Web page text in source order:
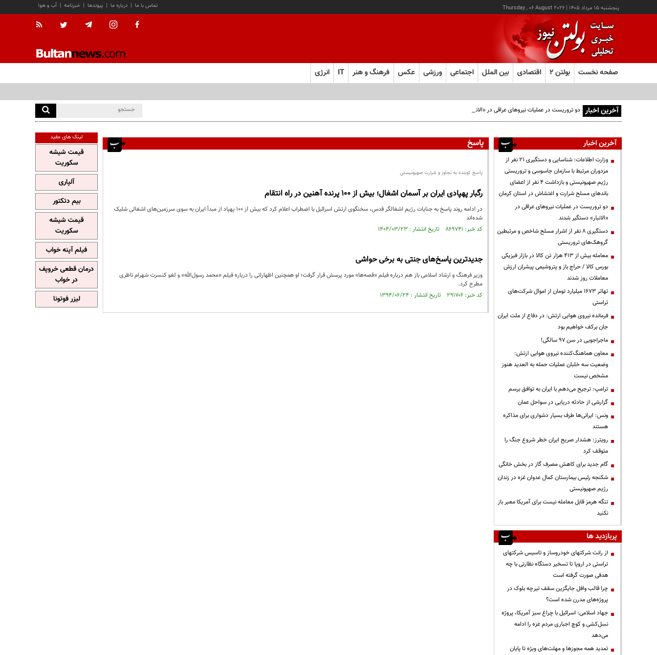
پنجشنبه ۱۵ مرداد ۱۴۰۵ |
Thursday , 06 August 2026 آب و هوا | خبرنامه | پیوندها | درباره ما | تماس با ما
صفحه نخست بولتن ۲ اقتصادی بین الملل اجتماعی ورزشی عکس فرهنگ و هنر IT انرژی
آخرین اخبار دو تروریست در عملیات نیروهای عراقی در «الانبار» دستگیر شدند
پاسخ‌
پاسخ کوبنده به تجاوز و شرارت صهیونیستی
رگبار پهپادی ایران بر آسمان اشغال؛ بیش از ۱۰۰ پرنده آهنین در راه انتقام
در ادامه روند پاسخ به جنایات رژیم اشغالگر قدس، سخنگوی ارتش اسرائیل با اضطراب اعلام کرد که بیش از ۱۰۰ پهپاد از مبدأ ایران به سوی سرزمین‌های اشغالی شلیک
شده‌اند
کد خبر: ۸۶۹۷۴۱ تاریخ انتشار : ۱۴۰۴/۰۳/۲۳
جدیدترین پاسخ‌های جنتی به برخی حواشی
وزیر فرهنگ و ارشاد اسلامی باز هم درباره فیلم «قصه‌ها» مورد پرسش قرار گرفت؛ او همچنین اظهاراتی را درباره فیلم «محمد رسول‌الله» و لغو کنسرت شهرام ناظری
مطرح کرد.
کد خبر: ۲۹۱۷۰۶ تاریخ انتشار : ۱۳۹۴/۰۶/۲۴
آخرین اخبار
وزارت اطلاعات: شناسایی و دستگیری ۲۱ نفر از
مزدوران مرتبط با سازمان جاسوسی و تروریستی
رژیم صهیونیستی و بازداشت ۴ نفر از اعضای
باندهای مسلح شرارت و اغتشاش در استان کرمان
دو تروریست در عملیات نیروهای عراقی در
«الانبار» دستگیر شدند
دستگیری ۸ نفر از اشرار مسلح شاخص و مرتبطین
گروهک‌های تروریستی
معامله بیش از ۴۱۳ هزار تن کالا در بازار فیزیکی
بورس کالا / حراج باز و پتروشیمی پیشران ارزش
معاملات روز شدند
تهاتر ۱۶۷۳ میلیارد تومان از اموال شرکت‌های
تراستی
فرمانده نیروی هوایی ارتش: در دفاع از ملت ایران
جان برکف خواهیم بود
ماجراجویی در سن ۹۷ سالگی!
معاون هماهنگ‌کننده نیروی هوایی ارتش:
وضعیت سه خلبان عملیات حمله به العدید هنوز
مشخص نیست
ترامپ: ترجیح می‌دهم با ایران به توافق برسم
گزارشی از حادثه دریایی در سواحل عمان
ونس: ایرانی‌ها طرف بسیار دشواری برای مذاکره
هستند
رویترز: هشدار صریح ایران خطر شروع جنگ را
متوقف کرد
گام جدید برای کاهش مصرف گاز در بخش خانگی
شکنجه رئیس بیمارستان کمال عدوان غزه در زندان
رژیم صهیونیستی
تنگه هرمز قابل معامله نیست برای آمریکا معبر باز
نکنید
پربازدید ها
از رانت‌ شرکتهای خودروساز و تاسیس شرکتهای
تراستی در اروپا تا تسخیر دستگاه نظارتی با چه
هدفی صورت گرفته است
چرا قالب وافل جایگزین سقف تیرچه بلوک در
پروژه‌های مدرن شده است؟
جهاد اسلامی: اسرائیل با چراغ سبز آمریکا، پروژه
نسل‌کشی و کوچ اجباری مردم غزه را ادامه
می‌دهد
تمدید همه مجوزها و مهلت‌های ویژه تا پایان
لینک های مفید
قیمت شیشه
سکوریت
آلپاری
بیم دتکتور
قیمت شیشه
سکوریت
فیلم آپنه خواب
درمان قطعی خروپف
در خواب
لیزر فوتونا